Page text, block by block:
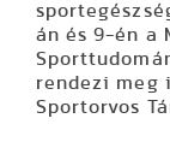
án és 9-én a
rendezi meg
Sportorvos